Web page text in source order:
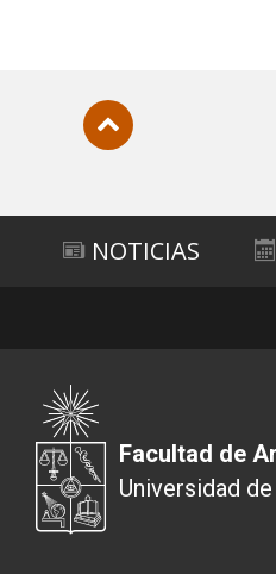
NOTICIAS
Facultad de
Universidad